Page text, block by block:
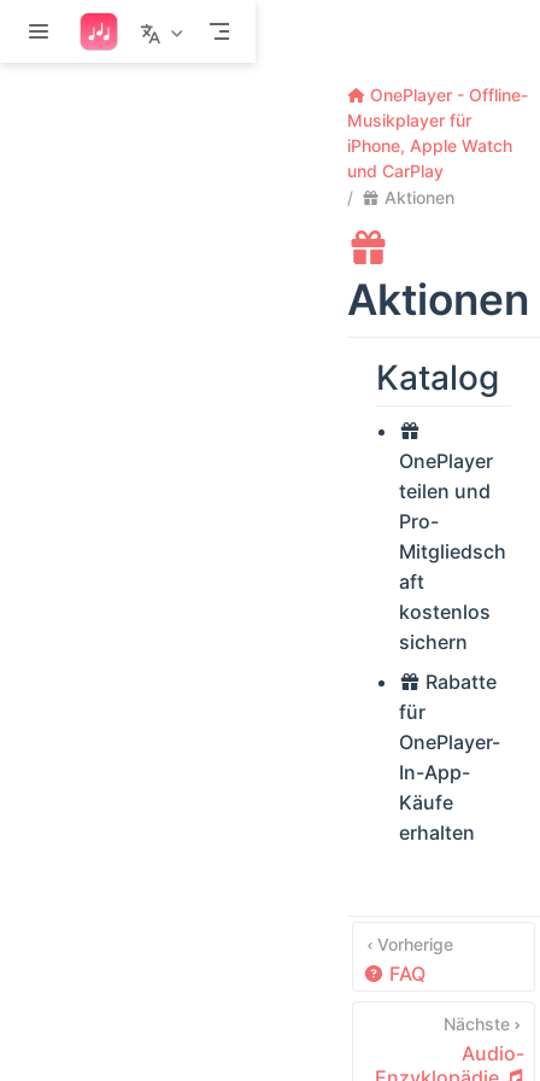
Zum Hauptinhalt springen
OnePlayer - Offline-
Musikplayer für
iPhone, Apple Watch
und CarPlay
Aktionen
Aktionen
Katalog
OnePlayer
teilen und
Pro-
Mitgliedsch
aft
kostenlos
sichern
Rabatte
für
OnePlayer-
In-App-
Käufe
erhalten
Vorherige
FAQ
Nächste
Audio-